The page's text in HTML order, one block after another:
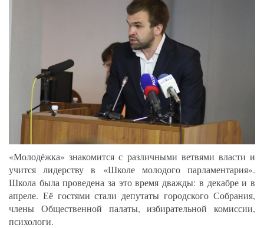
«Молодёжка» знакомится с различными ветвями власти и
учится лидерству в «Школе молодого парламентария».
Школа была проведена за это время дважды: в декабре и в
апреле. Её гостями стали депутаты городского Собрания,
члены Общественной палаты, избирательной комиссии,
психологи.